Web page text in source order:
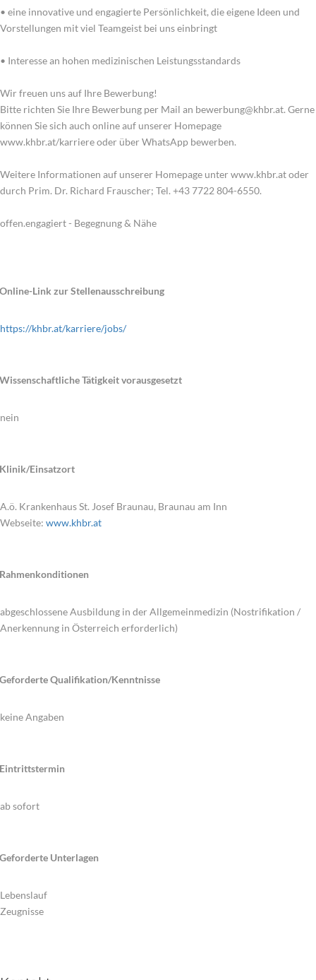
• eine innovative und engagierte Persönlichkeit, die eigene Ideen und
Vorstellungen mit viel Teamgeist bei uns einbringt
• Interesse an hohen medizinischen Leistungsstandards
Wir freuen uns auf Ihre Bewerbung!
Bitte richten Sie Ihre Bewerbung per Mail an bewerbung@khbr.at. Gerne
können Sie sich auch online auf unserer Homepage
www.khbr.at/karriere oder über WhatsApp bewerben.
Weitere Informationen auf unserer Homepage unter www.khbr.at oder
durch Prim. Dr. Richard Frauscher; Tel. +43 7722 804-6550.
offen.engagiert - Begegnung & Nähe
Online-Link zur Stellenausschreibung
https://khbr.at/karriere/jobs/
Wissenschaftliche Tätigkeit vorausgesetzt
nein
Klinik/Einsatzort
A.ö. Krankenhaus St. Josef Braunau, Braunau am Inn
Webseite: www.khbr.at
Rahmenkonditionen
abgeschlossene Ausbildung in der Allgemeinmedizin (Nostrifikation /
Anerkennung in Österreich erforderlich)
Geforderte Qualifikation/Kenntnisse
keine Angaben
Eintrittstermin
ab sofort
Geforderte Unterlagen
Lebenslauf
Zeugnisse